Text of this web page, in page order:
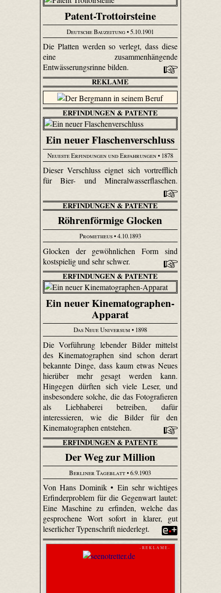
Patent-Trottoirsteine
Deutsche Bauzeitung• 5.10.1901
Die Platten werden so verlegt, dass diese
eine zusammenhängende
Entwässerungsrinne bilden.
REKLAME
ERFINDUNGEN & PATENTE
Ein neuer Flaschenverschluss
Neueste Erfindungen und Erfahrungen• 1878
Dieser Verschluss eignet sich vortrefflich
für Bier- und Mineralwasserflaschen.
ERFINDUNGEN & PATENTE
Röhrenförmige Glocken
Prometheus• 4.10.1893
Glocken der gewöhnlichen Form sind
kostspielig und sehr schwer.
ERFINDUNGEN & PATENTE
Ein neuer Kinematographen-
Apparat
Das Neue Universum• 1898
Die Vorführung lebender Bilder mittelst
des Kinematographen sind schon derart
bekannte Dinge, dass kaum etwas Neues
hierüber mehr gesagt werden kann.
Hingegen dürften sich viele Leser, und
insbesondere solche, die das Fotografieren
als Liebhaberei betreiben, dafür
interessieren, wie die Bilder für den
Kinematographen entstehen.
ERFINDUNGEN & PATENTE
Der Weg zur Million
Berliner Tageblatt• 6.9.1903
Von Hans Dominik • Ein sehr wichtiges
Erfinderproblem für die Gegenwart lautet:
Eine Maschine zu erfinden, welche das
gesprochene Wort sofort in klarer, gut
leserlicher Typenschrift niederlegt.
- R E K L A M E -